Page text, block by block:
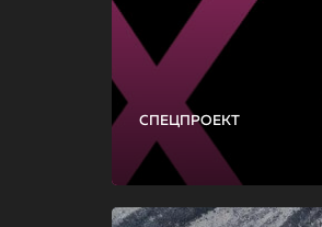
СПЕЦПРОЕКТ